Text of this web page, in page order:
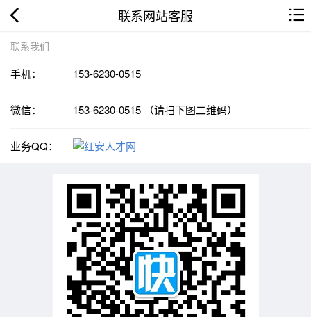
联系网站客服
联系我们
手机： 153-6230-0515
微信： 153-6230-0515 （请扫下图二维码）
业务QQ：